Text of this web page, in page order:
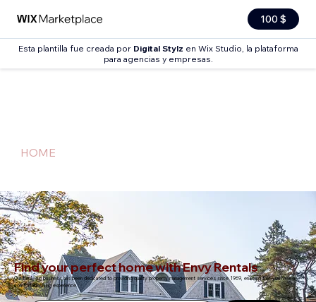
100 $
Esta plantilla fue creada por Digital Stylz en Wix Studio, la plataforma
para agencias y empresas.